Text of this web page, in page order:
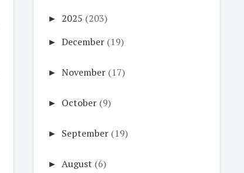
► 2025 (203)
► December (19)
► November (17)
► October (9)
► September (19)
► August (6)